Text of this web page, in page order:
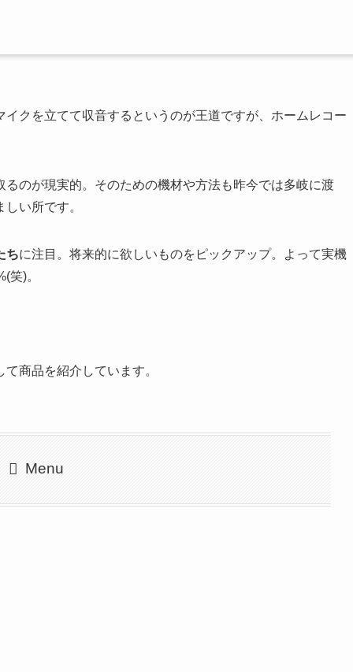
クを立てて収音するというのが王道ですが、ホームレコー
のが現実的。そのための機材や方法も昨今では多岐に渡
い所です。
ちに注目。将来的に欲しいものをピックアップ。よって実機
笑)。
商品を紹介しています。
Menu